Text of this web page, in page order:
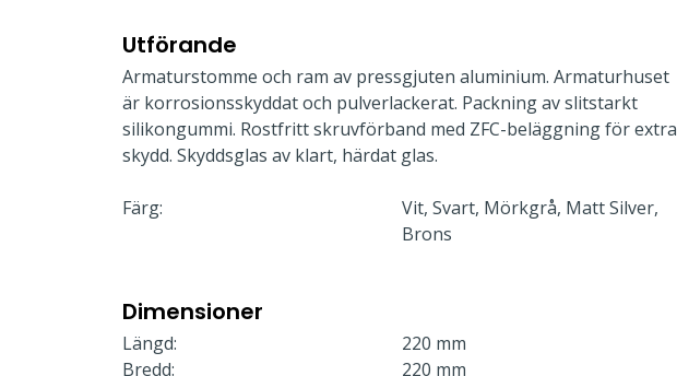
Utförande
Armaturstomme och ram av pressgjuten aluminium. Armaturhuset
är korrosionsskyddat och pulverlackerat. Packning av slitstarkt
silikongummi. Rostfritt skruvförband med ZFC-beläggning för extra
skydd. Skyddsglas av klart, härdat glas.
Färg:
Vit, Svart, Mörkgrå, Matt Silver,
Brons
Dimensioner
Längd:
220 mm
Bredd:
220 mm